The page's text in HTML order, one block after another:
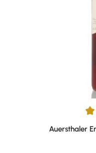
Durchschnittliche
Auersthaler